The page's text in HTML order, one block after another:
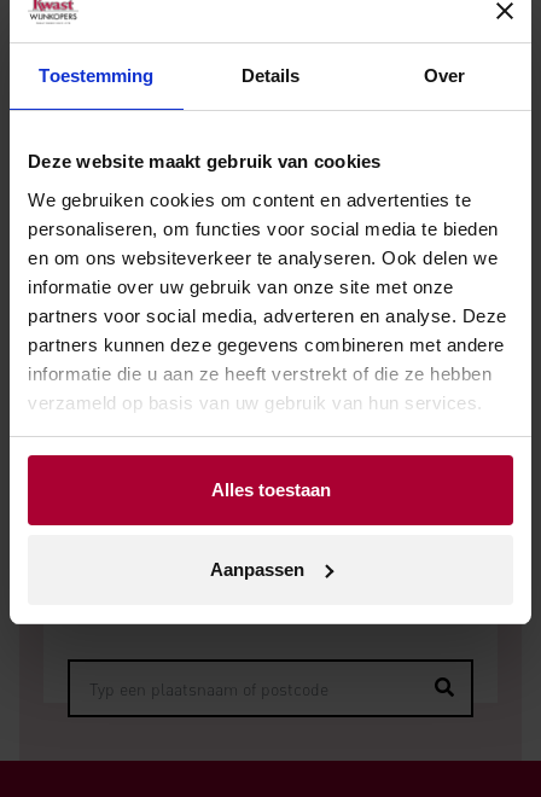
Toestemming Details Over
Deze website maakt gebruik van cookies
We gebruiken cookies om content en advertenties te
personaliseren, om functies voor social media te bieden
en om ons websiteverkeer te analyseren. Ook delen we
informatie over uw gebruik van onze site met onze
partners voor social media, adverteren en analyse. Deze
partners kunnen deze gegevens combineren met andere
informatie die u aan ze heeft verstrekt of die ze hebben
verzameld op basis van uw gebruik van hun services.
Alles toestaan
Aanpassen
Meer weten over deze
wijn?
NEEM CONTACT OP
Verkooppunt zoeken
postcode in en vind het dichtstbijzijnde